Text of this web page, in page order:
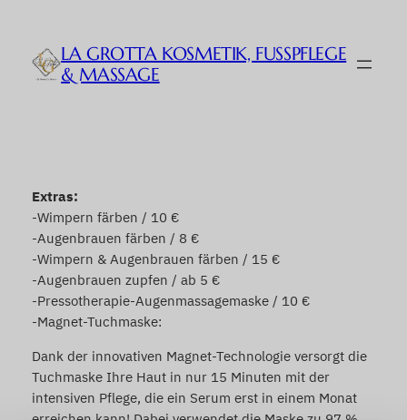
springenLA GROTTA KOSMETIK, FUSSPFLEGE &
MASSAGE
Extras:
-Wimpern färben / 10 €
-Augenbrauen färben / 8 €
-Wimpern & Augenbrauen färben / 15 €
-Augenbrauen zupfen / ab 5 €
-Pressotherapie-Augenmassagemaske / 10 €
-Magnet-Tuchmaske:
Dank der innovativen Magnet-Technologie versorgt die
Tuchmaske Ihre Haut in nur 15 Minuten mit der
intensiven Pflege, die ein Serum erst in einem Monat